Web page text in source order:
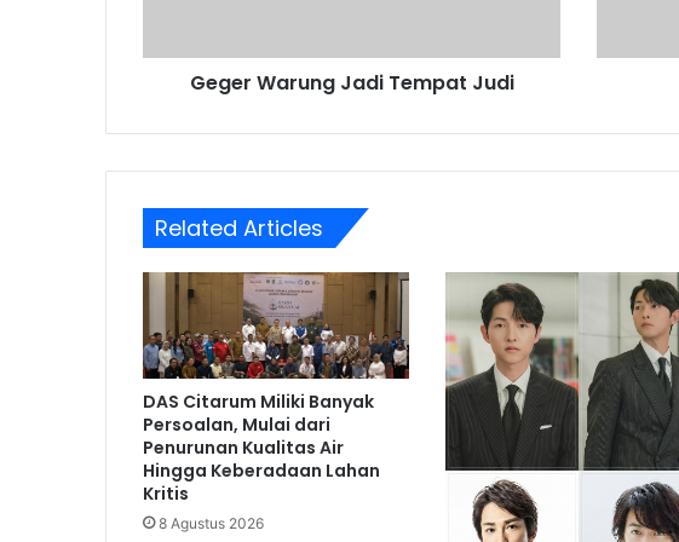
Geger Warung Jadi Tempat Judi
Related Articles
DAS Citarum Miliki Banyak
Persoalan, Mulai dari
Penurunan Kualitas Air
Hingga Keberadaan Lahan
Kritis
8 Agustus 2026